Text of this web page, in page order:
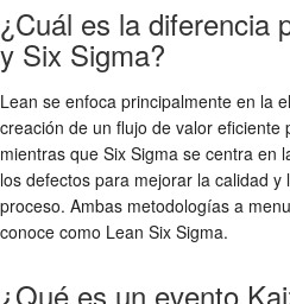
¿Cuál es la diferencia
y Six Sigma?
Lean se enfoca principalmente en la
creación de un flujo de valor eficiente
mientras que Six Sigma se centra en
los defectos para mejorar la calidad
proceso. Ambas metodologías a
conoce como Lean Six Sigma.
¿Qué es un evento